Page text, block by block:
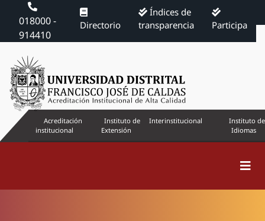
018000 -
914410
Directorio
Índices de
transparencia
Participa
Acreditación
institucional
Instituto de
Extensión
Interinstitucional
Instituto de
Idiomas